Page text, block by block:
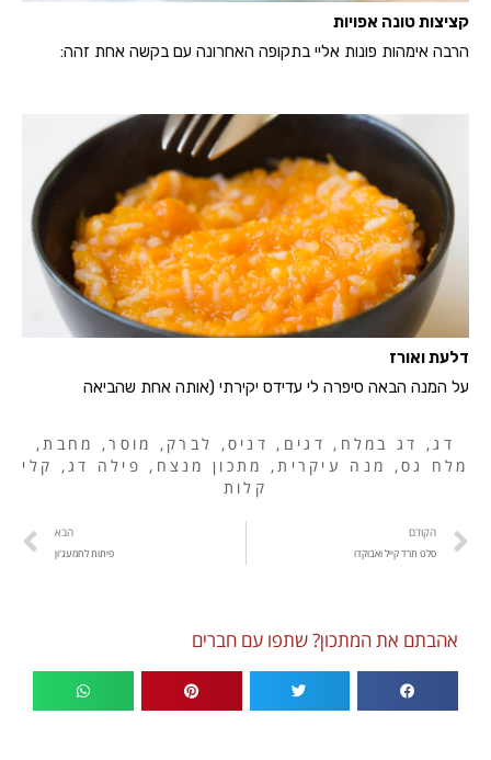
קציצות טונה אפויות
הרבה אימהות פונות אליי בתקופה האחרונה עם בקשה אחת זהה:
דלעת ואורז
על המנה הבאה סיפרה לי עדידס יקירתי (אותה אחת שהביאה
דג, דג במלח , דגים , דניס, לברק , מוסר, מחבת,
מלח גס, מנה עיקרית, מתכון מנצח , פילה דג,
קלי
קלות
הקודם
סלט תרד קייל ואבוקדו
הבא
פיתות לחמעג'ון
אהבתם את המתכון? שתפו עם חברים